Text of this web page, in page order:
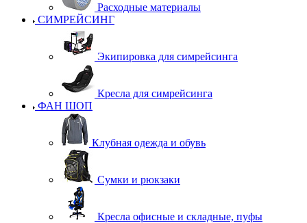
Расходные материалы
СИМРЕЙСИНГ
Экипировка для симрейсинга
Кресла для симрейсинга
ФАН ШОП
Клубная одежда и обувь
Сумки и рюкзаки
Кресла офисные и складные, пуфы